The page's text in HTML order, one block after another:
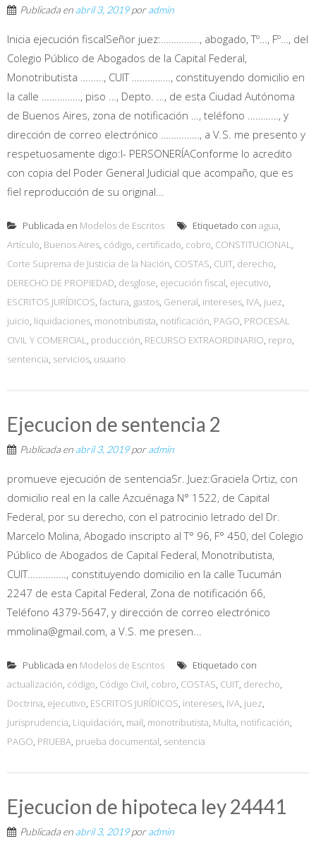
Publicada en abril 3, 2019poradmin
Inicia ejecución fiscalSeñor juez:……………, abogado, Tº…, Fº…, del
Colegio Público de Abogados de la Capital Federal,
Monotributista ………, CUIT ……………, constituyendo domicilio en
la calle ……………, piso …, Depto. …, de esta Ciudad Autónoma
de Buenos Aires, zona de notificación …, teléfono …………, y
dirección de correo electrónico ……………, a V.S. me presento y
respetuosamente digo:I- PERSONERÍAConforme lo acredito
con copia del Poder General Judicial que acompaño, que es
fiel reproducción de su original...
Publicada en Modelos de Escritos Etiquetado con agua,
Artículo, Buenos Aires, código, certificado, cobro, CONSTITUCIONAL,
Corte Suprema de Justicia de la Nación, COSTAS, CUIT, derecho,
DERECHO DE PROPIEDAD, desglose, ejecución fiscal, ejecutivo,
ESCRITOS JURÍDICOS, factura, gastos, General, intereses, IVA, juez,
juicio, liquidaciones, monotributista, notificación, PAGO, PROCESAL
CIVIL Y COMERCIAL, producción, RECURSO EXTRAORDINARIO, repro,
sentencia, servicios, usuario
Ejecucion de sentencia 2
Publicada en abril 3, 2019poradmin
promueve ejecución de sentenciaSr. Juez:Graciela Ortiz, con
domicilio real en la calle Azcuénaga N° 1522, de Capital
Federal, por su derecho, con el patrocinio letrado del Dr.
Marcelo Molina, Abogado inscripto al T° 96, F° 450, del Colegio
Público de Abogados de Capital Federal, Monotributista,
CUIT……………, constituyendo domicilio en la calle Tucumán
2247 de esta Capital Federal, Zona de notificación 66,
Teléfono 4379-5647, y dirección de correo electrónico
mmolina@gmail.com, a V.S. me presen...
Publicada en Modelos de Escritos
Etiquetado con
actualización, código, Código Civil, cobro, COSTAS, CUIT, derecho,
Doctrina, ejecutivo, ESCRITOS JURÍDICOS, intereses, IVA, juez,
Jurisprudencia, Liquidación, mail, monotributista, Multa, notificación,
PAGO, PRUEBA, prueba documental, sentencia
Ejecucion de hipoteca ley 24441
Publicada en abril 3, 2019poradmin